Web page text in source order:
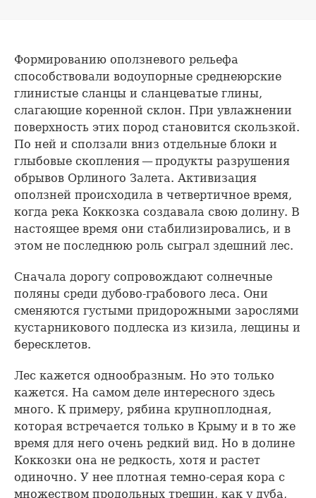
Формированию оползневого рельефа
способствовали водоупорные среднеюрские
глинистые сланцы и сланцеватые глины,
слагающие коренной склон. При увлажнении
поверхность этих пород становится скользкой.
По ней и сползали вниз отдельные блоки и
глыбовые скопления — продукты разрушения
обрывов Орлиного Залета. Активизация
оползней происходила в четвертичное время,
когда река Коккозка создавала свою долину. В
настоящее время они стабилизировались, и в
этом не последнюю роль сыграл здешний лес.
Сначала дорогу сопровождают солнечные
поляны среди дубово-грабового леса. Они
сменяются густыми придорожными зарослями
кустарникового подлеска из кизила, лещины и
бересклетов.
Лес кажется однообразным. Но это только
кажется. На самом деле интересного здесь
много. К примеру, рябина крупноплодная,
которая встречается только в Крыму и в то же
время для него очень редкий вид. Но в долине
Коккозки она не редкость, хотя и растет
одиночно. У нее плотная темно-серая кора с
множеством продольных трещин, как у дуба,